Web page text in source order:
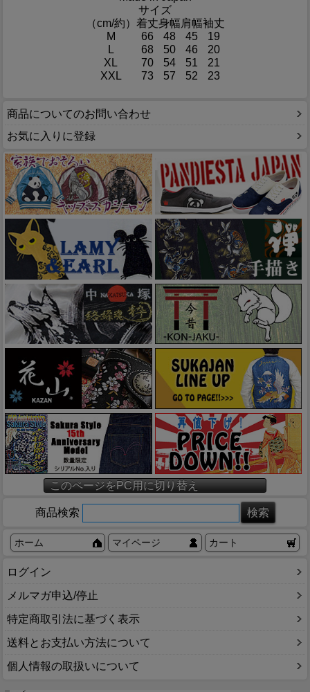
サイズ
（cm/約） 着丈身幅肩幅袖丈
M
66 48 45
19
L
68 50 46
20
XL
70 54 51
21
XXL
73 57 52 23
商品についてのお問い合わせ
お気に入りに登録
このページをPC用に切り替え
商品検索
ホーム マイページ カート
ログイン
メルマガ申込/停止
特定商取引法に基づく表示
送料とお支払い方法について
個人情報の取扱いについて